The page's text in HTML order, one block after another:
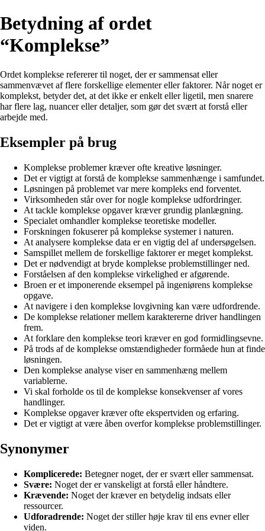
Betydning af ordet
“Komplekse”
Ordet komplekse refererer til noget, der er sammensat eller
sammenvævet af flere forskellige elementer eller faktorer. Når noget er
komplekst, betyder det, at det ikke er enkelt eller ligetil, men snarere
har flere lag, nuancer eller detaljer, som gør det svært at forstå eller
arbejde med.
Eksempler på brug
Komplekse problemer kræver ofte kreative løsninger.
Det er vigtigt at forstå de komplekse sammenhænge i samfundet.
Løsningen på problemet var mere kompleks end forventet.
Virksomheden står over for nogle komplekse udfordringer.
At tackle komplekse opgaver kræver grundig planlægning.
Specialet omhandler komplekse teoretiske modeller.
Forskningen fokuserer på komplekse systemer i naturen.
At analysere komplekse data er en vigtig del af undersøgelsen.
Samspillet mellem de forskellige faktorer er meget komplekst.
Det er nødvendigt at bryde komplekse problemstillinger ned.
Forståelsen af den komplekse virkelighed er afgørende.
Broen er et imponerende eksempel på ingeniørens komplekse
opgave.
At navigere i den komplekse lovgivning kan være udfordrende.
De komplekse relationer mellem karaktererne driver handlingen
frem.
At forklare den komplekse teori kræver en god formidlingsevne.
På trods af de komplekse omstændigheder formåede hun at finde
løsningen.
Den komplekse analyse viser en sammenhæng mellem
variablerne.
Vi skal forholde os til de komplekse konsekvenser af vores
handlinger.
Komplekse opgaver kræver ofte ekspertviden og erfaring.
Det er vigtigt at være åben overfor komplekse problemstillinger.
Synonymer
Komplicerede: Betegner noget, der er svært eller sammensat.
Svære: Noget der er vanskeligt at forstå eller håndtere.
Krævende: Noget der kræver en betydelig indsats eller
ressourcer.
Udforadrende: Noget der stiller høje krav til ens evner eller
viden.